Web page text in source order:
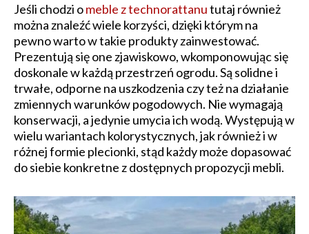
Jeśli chodzi omeble z technorattanututaj również
można znaleźć wiele korzyści, dzięki którym na
pewno warto w takie produkty zainwestować.
Prezentują się one zjawiskowo, wkomponowując się
doskonale w każdą przestrzeń ogrodu. Są solidne i
trwałe, odporne na uszkodzenia czy też na działanie
zmiennych warunków pogodowych. Nie wymagają
konserwacji, a jedynie umycia ich wodą. Występują w
wielu wariantach kolorystycznych, jak również i w
różnej formie plecionki, stąd każdy może dopasować
do siebie konkretne z dostępnych propozycji mebli.